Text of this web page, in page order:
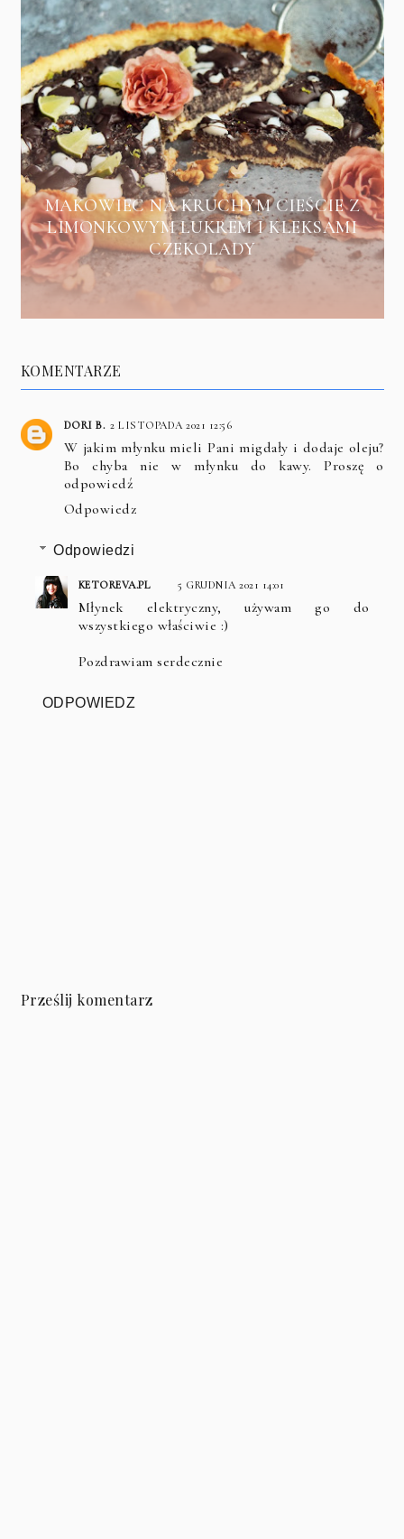
MAKOWIEC NA KRUCHYM CIEŚCIE Z
LIMONKOWYM LUKREM I KLEKSAMI
CZEKOLADY
KOMENTARZE
DORI B. 2 LISTOPADA 2021 12:56
W jakim młynku mieli Pani migdały i dodaje oleju?
Bo chyba nie w młynku do kawy. Proszę o
odpowiedź
Odpowiedz
Odpowiedzi
KETOREVA.PL 5 GRUDNIA 2021 14:01
Młynek elektryczny, używam go do
wszystkiego właściwie :)
Pozdrawiam serdecznie
ODPOWIEDZ
Prześlij komentarz